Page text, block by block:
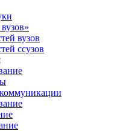
вузов
ссузов